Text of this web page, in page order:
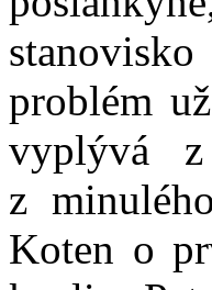
problém
vyplývá
z
Koten o